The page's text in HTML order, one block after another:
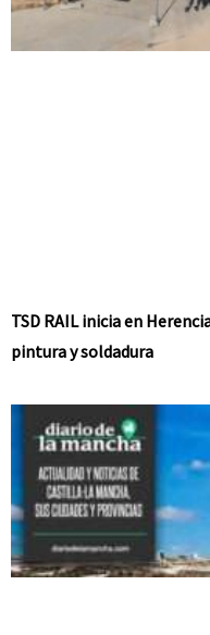
TSD RAIL inicia en
pintura y soldadura